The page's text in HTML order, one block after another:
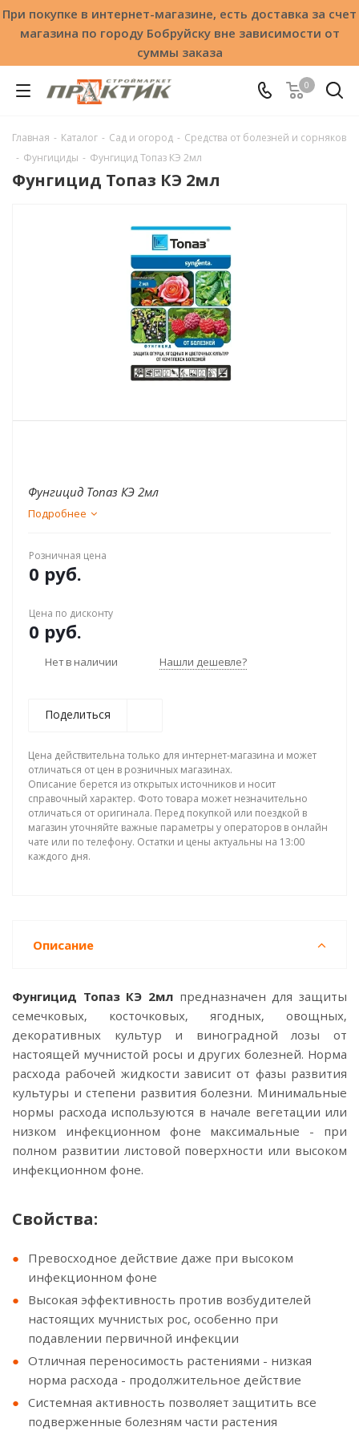
При покупке в интернет-магазине, есть доставка за счет
магазина по городу Бобруйску вне зависимости от
суммы заказа
0
Главная - Каталог - Сад и огород - Средства от болезней и сорняков
- Фунгициды - Фунгицид Топаз КЭ 2мл
Фунгицид Топаз КЭ 2мл
Фунгицид Топаз КЭ 2мл
Подробнее
Розничная цена
0 руб.
Цена по дисконту
0 руб.
Нет в наличии Нашли дешевле?
Поделиться
Цена действительна только для интернет-магазина и может
отличаться от цен в розничных магазинах.
Описание берется из открытых источников и носит
справочный характер. Фото товара может незначительно
отличаться от оригинала. Перед покупкой или поездкой в
магазин уточняйте важные параметры у операторов в онлайн
чате или по телефону. Остатки и цены актуальны на 13:00
каждого дня.
Описание
Фунгицид Топаз КЭ 2мл предназначен для защиты
семечковых, косточковых, ягодных, овощных,
декоративных культур и виноградной лозы от
настоящей мучнистой росы и других болезней. Норма
расхода рабочей жидкости зависит от фазы развития
культуры и степени развития болезни. Минимальные
нормы расхода используются в начале вегетации или
низком инфекционном фоне максимальные - при
полном развитии листовой поверхности или высоком
инфекционном фоне.
Свойства:
Превосходное действие даже при высоком
инфекционном фоне
Высокая эффективность против возбудителей
настоящих мучнистых рос, особенно при
подавлении первичной инфекции
Отличная переносимость растениями - низкая
норма расхода - продолжительное действие
Системная активность позволяет защитить все
подверженные болезням части растения